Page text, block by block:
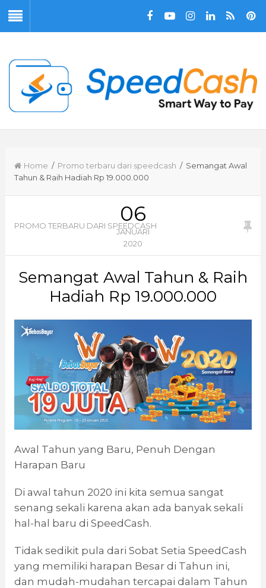
Home / Promo terbaru dari speedcash / Semangat Awal
Tahun & Raih Hadiah Rp 19.000.000
06
JANUARI
2020
PROMO TERBARU DARI SPEEDCASH
Semangat Awal Tahun & Raih
Hadiah Rp 19.000.000
Awal Tahun yang Baru, Penuh Dengan
Harapan Baru
Di awal tahun 2020 ini kita semua sangat
senang sekali karena akan ada banyak sekali
hal-hal baru di SpeedCash.
Tidak sedikit pula dari Sobat Setia SpeedCash
yang memiliki harapan Besar di Tahun ini,
dan mudah-mudahan tercapai dalam Tahun